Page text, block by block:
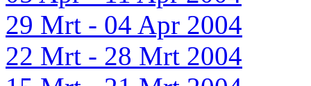
29 Mrt - 04 Apr 2004
22 Mrt - 28 Mrt 2004